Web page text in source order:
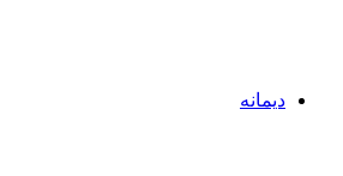
دیمانە